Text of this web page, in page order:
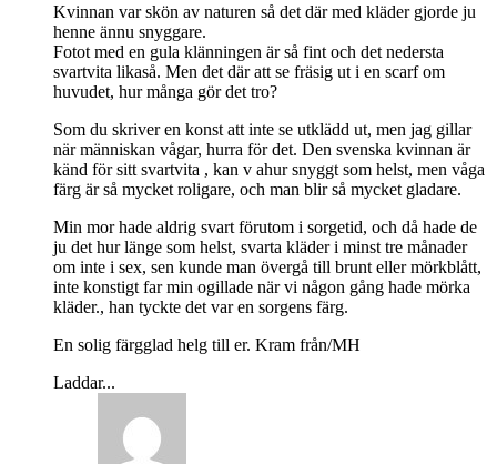
Kvinnan var skön av naturen så det där med kläder gjorde ju
henne ännu snyggare.
Fotot med en gula klänningen är så fint och det nedersta
svartvita likaså. Men det där att se fräsig ut i en scarf om
huvudet, hur många gör det tro?
Som du skriver en konst att inte se utklädd ut, men jag gillar
när människan vågar, hurra för det. Den svenska kvinnan är
känd för sitt svartvita , kan v ahur snyggt som helst, men våga
färg är så mycket roligare, och man blir så mycket gladare.
Min mor hade aldrig svart förutom i sorgetid, och då hade de
ju det hur länge som helst, svarta kläder i minst tre månader
om inte i sex, sen kunde man övergå till brunt eller mörkblått,
inte konstigt far min ogillade när vi någon gång hade mörka
kläder., han tyckte det var en sorgens färg.
En solig färgglad helg till er. Kram från/MH
Laddar...